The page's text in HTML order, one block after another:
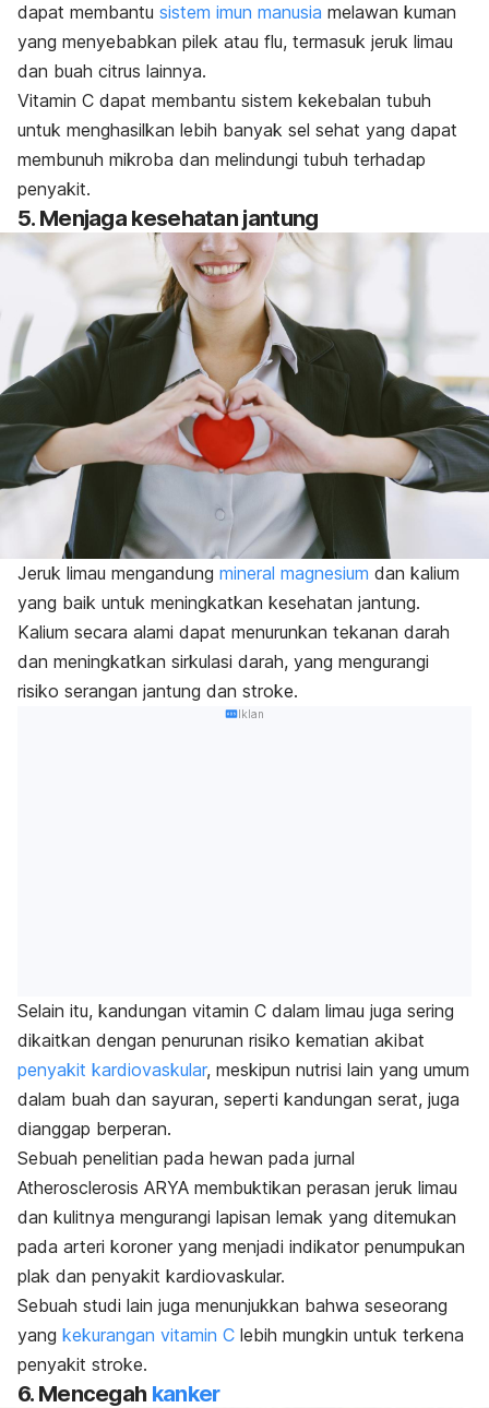
dapat membantu sistem imun manusia melawan kuman
yang menyebabkan pilek atau flu, termasuk jeruk limau
dan buah citrus lainnya.
Vitamin C dapat membantu sistem kekebalan tubuh
untuk menghasilkan lebih banyak sel sehat yang dapat
membunuh mikroba dan melindungi tubuh terhadap
penyakit.
5. Menjaga kesehatan jantung
Jeruk limau mengandung mineral magnesium dan kalium
yang baik untuk meningkatkan kesehatan jantung.
Kalium secara alami dapat menurunkan tekanan darah
dan meningkatkan sirkulasi darah, yang mengurangi
risiko serangan jantung dan stroke.
Iklan
Selain itu, kandungan vitamin C dalam limau juga sering
dikaitkan dengan penurunan risiko kematian akibat
penyakit kardiovaskular, meskipun nutrisi lain yang umum
dalam buah dan sayuran, seperti kandungan serat, juga
dianggap berperan.
Sebuah penelitian pada hewan pada jurnal
Atherosclerosis ARYA membuktikan perasan jeruk limau
dan kulitnya mengurangi lapisan lemak yang ditemukan
pada arteri koroner yang menjadi indikator penumpukan
plak dan penyakit kardiovaskular.
Sebuah studi lain juga menunjukkan bahwa seseorang
yang kekurangan vitamin C lebih mungkin untuk terkena
penyakit stroke.
6. Mencegah kanker